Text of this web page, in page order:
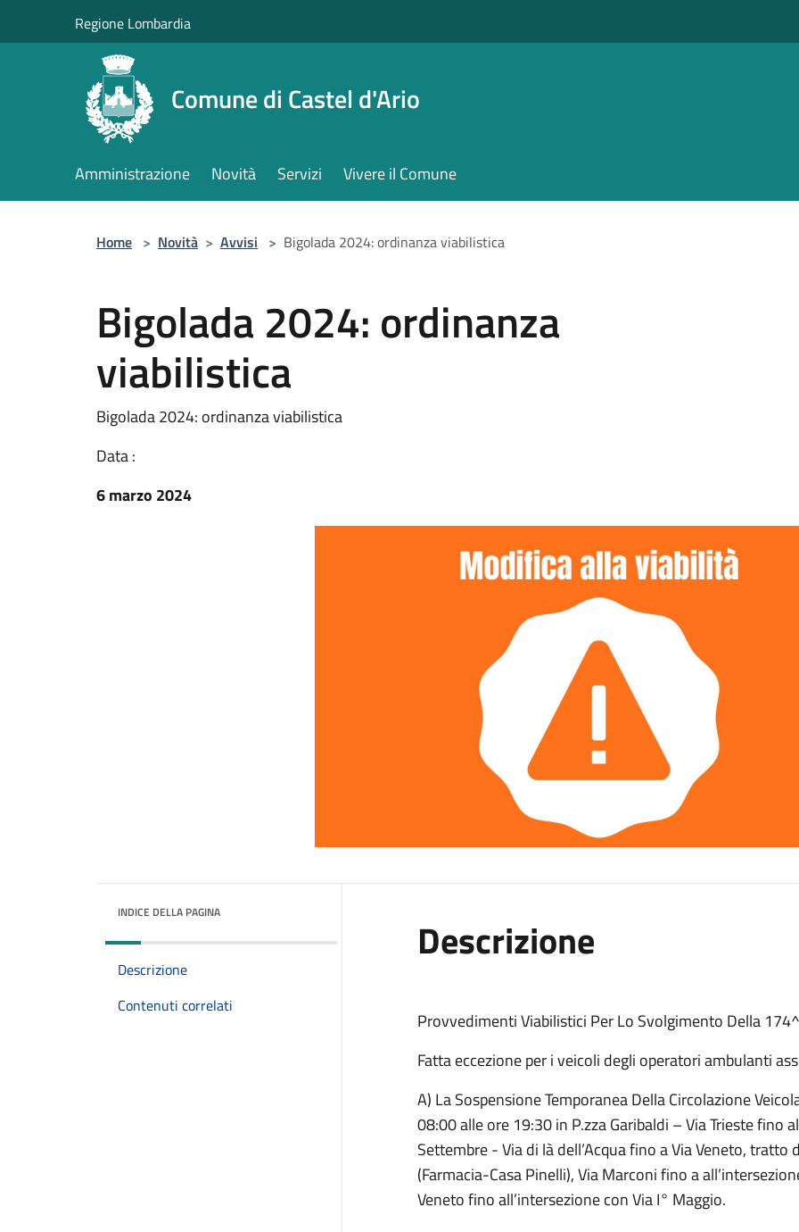
Regione Lombardia
Comune di Castel d'Ario
Amministrazione Novità Servizi Vivere il Comune
Home > Novità > Avvisi > Bigolada 2024: ordinanza viabilistica
Bigolada 2024: ordinanza
viabilistica
Bigolada 2024: ordinanza viabilistica
Data :
6 marzo 2024
INDICE DELLA PAGINA
Descrizione
Contenuti correlati
Descrizione
Provvedimenti Viabilistici Per Lo Svolgimento Della
Fatta eccezione per i veicoli degli operatori ambulanti
A) La Sospensione Temporanea Della Circolazione
08:00 alle ore 19:30 in P.zza Garibaldi – Via Trieste fino
Settembre - Via di là dell’Acqua fino a Via Veneto,
(Farmacia-Casa Pinelli), Via Marconi fino a
Veneto fino all’intersezione con Via I° Maggio.